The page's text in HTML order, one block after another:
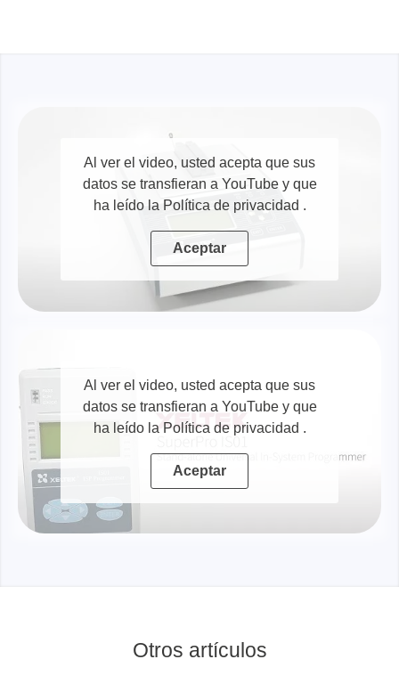
Al ver el video, usted acepta que sus
datos se transfieran a YouTube y que
ha leído la Política de privacidad .
Aceptar
Al ver el video, usted acepta que sus
datos se transfieran a YouTube y que
ha leído la Política de privacidad .
Aceptar
Otros artículos